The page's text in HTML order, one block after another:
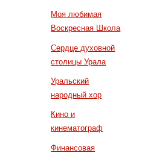
Моя любимая
Воскресная Школа
Сердце духовной
столицы Урала
Уральский
народный хор
Кино и
кинематограф
Финансовая